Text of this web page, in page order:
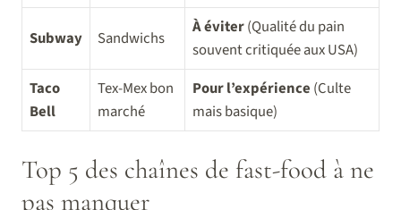
Subway Sandwichs
À éviter(Qualité du pain
souvent critiquée aux USA)
Taco
Bell
Tex-Mex bon
marché
Pour l’expérience (Culte
mais basique)
Top 5 des chaînes de fast-food à ne
pas manquer